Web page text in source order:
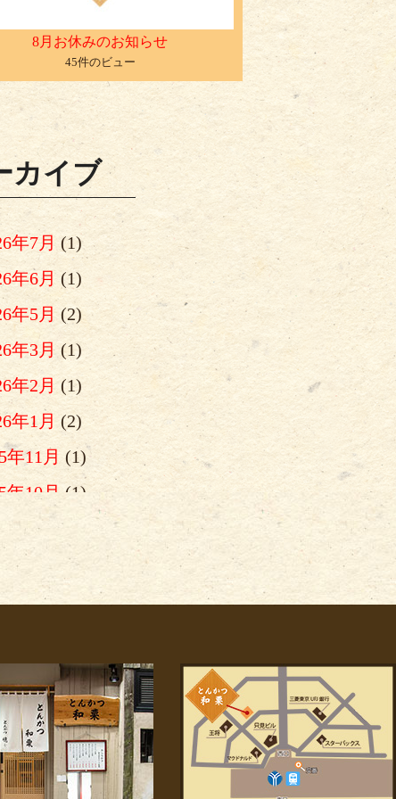
8月お休みのお知らせ
45件のビュー
カイブ
年7月 (1)
年6月(1)
年5月(2)
年3月 (1)
年2月 (1)
年1月 (2)
年11月 (1)
年10月 (1)
年9月
(1)
年8月
(1)
年7月
(1)
年4月(2)
年2月
(1)
年1月(2)